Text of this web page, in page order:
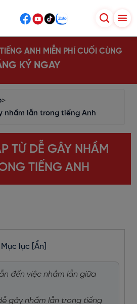
ANH MIỄN PHÍ CUỐI CÙNG
KÝ NGAY
>
nhầm lẫn trong tiếng Anh
TỪ DỄ GÂY NHẦM
TIẾNG ANH
Mục lục [Ẩn]
đến việc nhầm lẫn giữa
gây nhầm lẫn trong tiếng